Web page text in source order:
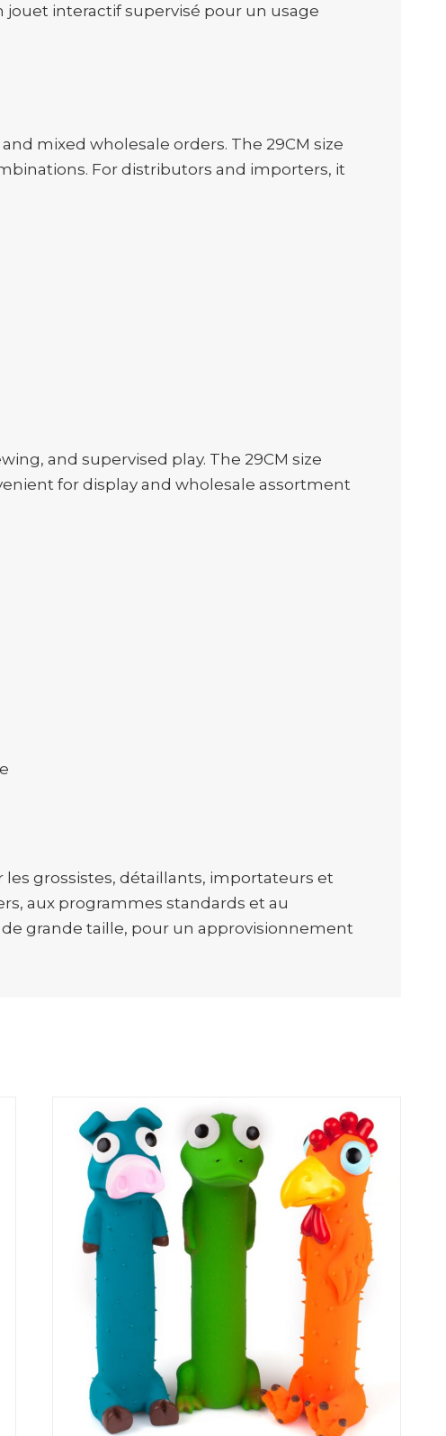
interactif supervisé pour un usage
mixed wholesale orders. The 29CM size
For distributors and importers, it
and supervised play. The 29CM size
for display and wholesale assortment
grossistes, détaillants, importateurs et
aux programmes standards et au
grande taille, pour un approvisionnement